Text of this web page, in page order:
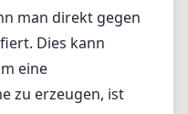
man direkt gegen
Dies kann
eine
zu erzeugen, ist